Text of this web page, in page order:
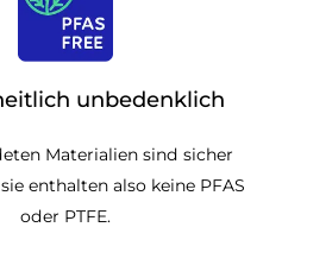
unbedenklich
Materialien sind sicher
enthalten also keine PFAS
oder PTFE.